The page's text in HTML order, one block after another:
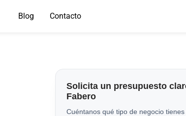
Blog Contacto
Solicita un presupuesto
Fabero
Cuéntanos qué tipo de negocio